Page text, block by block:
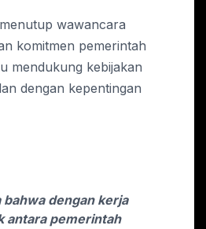
wawancara
komitmen pemerintah
mendukung kebijakan
dengan kepentingan
bahwa dengan kerja
antara pemerintah